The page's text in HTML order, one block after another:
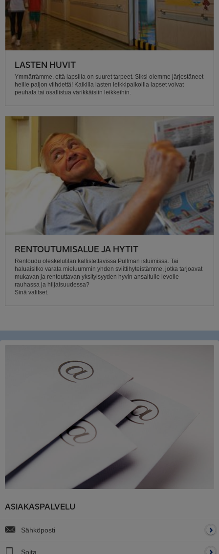
LASTEN HUVIT
Ymmärrämme, että lapsilla on suuret tarpeet. Siksi olemme järjestäneet
heille paljon viihdettä! Kaikilla lasten leikkipaikoilla lapset voivat
peuhata tai osallistua värikkäisiin leikkeihin.
RENTOUTUMISALUE JA HYTIT
Rentoudu oleskelutilan kallistettavissa Pullman istuimissa. Tai
haluaisitko varata mieluummin yhden sviittihyteistämme, jotka tarjoavat
mukavan ja rentouttavan yksityisyyden hyvin ansaitulle levolle
rauhassa ja hiljaisuudessa?
Sinä valitset.
ASIAKASPALVELU
Sähköposti
Soita